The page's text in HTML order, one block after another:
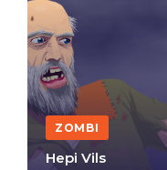
ZOMBI
Hepi Vils